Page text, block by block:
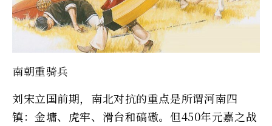
南朝重骑兵
刘宋立国前期，南北对抗的重点是所谓河南四
镇：金墉、虎牢、滑台和碻磝。但450年元嘉之战